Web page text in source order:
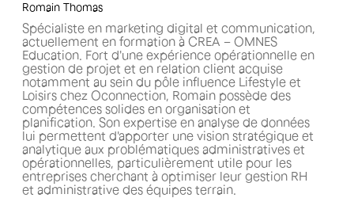
Romain Thomas
Spécialiste en marketing digital et communication,
actuellement en formation à CREA – OMNES
Education. Fort d'une expérience opérationnelle en
gestion de projet et en relation client acquise
notamment au sein du pôle influence Lifestyle et
Loisirs chez Oconnection, Romain possède des
compétences solides en organisation et
planification. Son expertise en analyse de données
lui permettent d'apporter une vision stratégique et
analytique aux problématiques administratives et
opérationnelles, particulièrement utile pour les
entreprises cherchant à optimiser leur gestion RH
et administrative des équipes terrain.